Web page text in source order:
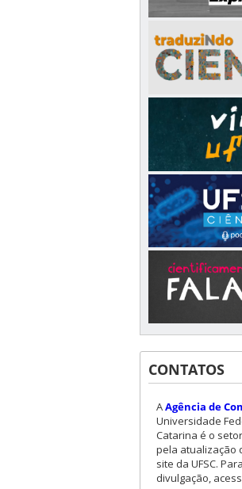
CONTATOS
AAgência de
Universidade
Catarina é o
pela atualização
site da UFSC.
divulgação,